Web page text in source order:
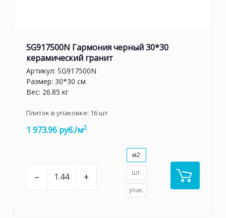
SG917500N Гармония черный 30*30
керамический гранит
Артикул: SG917500N
Размер: 30*30 см
Вес: 26.85 кг
Плиток в упаковке: 16шт
1 973.96 руб./м2
– +
м2
шт.
упак.